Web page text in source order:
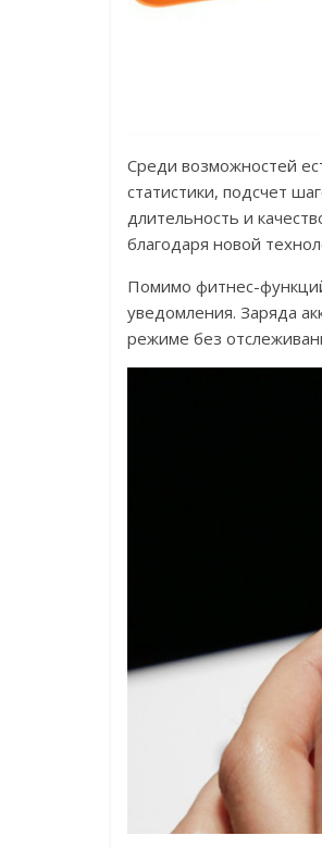
Среди возможностей
статистики, подсчет
длительность и
благодаря новой
Помимо фитнес-
уведомления. Заряда
режиме без